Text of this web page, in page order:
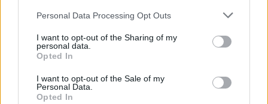
Personal Data Processing Opt Outs
I want to opt-out of the Sharing of my
personal data.
Opted In
I want to opt-out of the Sale of my
Personal Data.
Opted In
respiration consciente connectée consiste à respirer en continu,
sans pause entre l’inspiration et l’expiration, tout en restant attentif
aux sensations corporelles.
Elle s’adresse à ceux qui se sentent figés ou bloqués par l’anxiété.
En pratiquant au calme, souvent guidé par un professionnel, cette